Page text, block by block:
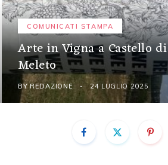
COMUNICATI STAMPA
Arte in Vigna a Castello di
Meleto
BY REDAZIONE 24 LUGLIO 2025